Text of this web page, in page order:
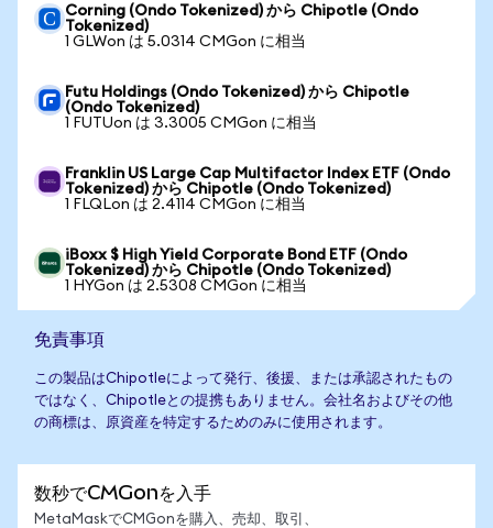
Corning (Ondo Tokenized) から Chipotle (Ondo
Tokenized)
1 GLWon は 5.0314 CMGon に相当
Futu Holdings (Ondo Tokenized) から Chipotle
(Ondo Tokenized)
1 FUTUon は 3.3005 CMGon に相当
Franklin US Large Cap Multifactor Index ETF (Ondo
Tokenized) から Chipotle (Ondo Tokenized)
1 FLQLon は 2.4114 CMGon に相当
iBoxx $ High Yield Corporate Bond ETF (Ondo
Tokenized) から Chipotle (Ondo Tokenized)
1 HYGon は 2.5308 CMGon に相当
免責事項
この製品はChipotleによって発行、後援、または承認されたもの
ではなく、Chipotleとの提携もありません。会社名およびその他
の商標は、原資産を特定するためのみに使用されます。
数秒でCMGonを入手
MetaMaskでCMGonを購入、売却、取引、